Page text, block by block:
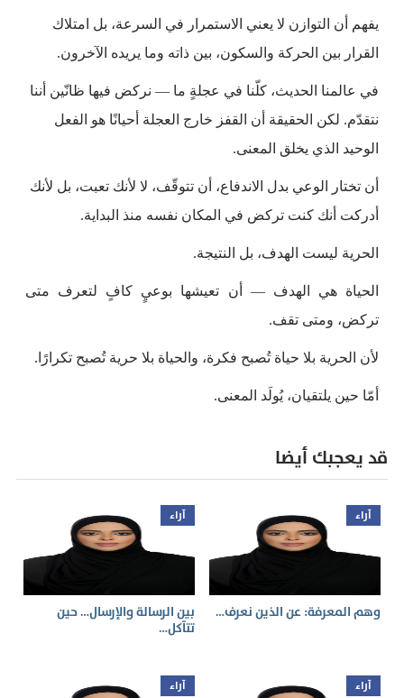
يفهم أن التوازن لا يعني الاستمرار في السرعة، بل امتلاك
القرار بين الحركة والسكون، بين ذاته وما يريده الآخرون.
في عالمنا الحديث، كلّنا في عجلةٍ ما — نركض فيها ظانّين أننا
نتقدّم. لكن الحقيقة أن القفز خارج العجلة أحيانًا هو الفعل
الوحيد الذي يخلق المعنى.
أن تختار الوعي بدل الاندفاع، أن تتوقّف، لا لأنك تعبت، بل لأنك
أدركت أنك كنت تركض في المكان نفسه منذ البداية.
الحرية ليست الهدف، بل النتيجة.
الحياة هي الهدف — أن تعيشها بوعيٍ كافٍ لتعرف متى
تركض، ومتى تقف.
لأن الحرية بلا حياة تُصبح فكرة، والحياة بلا حرية تُصبح تكرارًا.
أمّا حين يلتقيان، يُولَد المعنى.
قد يعجبك أيضا
آراء
وهم المعرفة: عن الذين نعرف…
آراء
بين الرسالة والإرسال… حين
تتآكل…
آراء آراء